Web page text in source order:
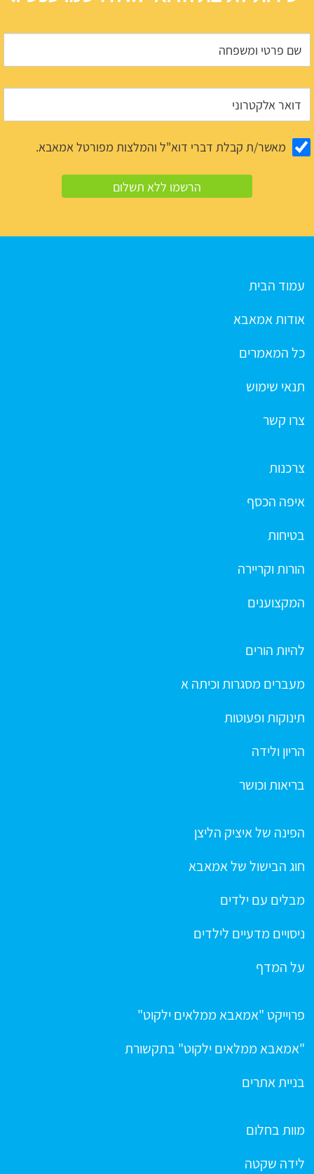
מאשר/ת קבלת דברי דוא"ל והמלצות מפורטל אמאבא.
עמוד הבית
אודות אמאבא
כל המאמרים
תנאי שימוש
צרו קשר
צרכנות
איפה הכסף
בטיחות
הורות וקריירה
המקצוענים
להיות הורים
מעברים מסגרות וכיתה א
תינוקות ופעוטות
הריון ולידה
בריאות וכושר
הפינה של איציק הליצן
חוג הבישול של אמאבא
מבלים עם ילדים
ניסויים מדעיים לילדים
על המדף
פרוייקט "אמאבא ממלאים ילקוט"
"אמאבא ממלאים ילקוט" בתקשורת
בניית אתרים
מוות בחלום
לידה שקטה